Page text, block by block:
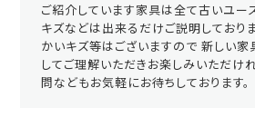
ご紹介しています家具は全て古いユー
キズなどは出来るだけご説明しており
かいキズ等はございますので 新しい
してご理解いただきお楽しみいただけ
問などもお気軽にお待ちしております。